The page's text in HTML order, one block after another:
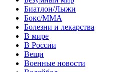
Биатлон/Лыжи
Бокс/MMA
Болезни и лекарства
В мире
В России
Вещи
Военные новости